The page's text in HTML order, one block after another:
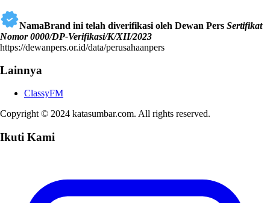
NamaBrand ini telah diverifikasi oleh Dewan Pers Sertifikat
Nomor 0000/DP-Verifikasi/K/XII/2023
https://dewanpers.or.id/data/perusahaanpers
Lainnya
ClassyFM
Copyright © 2024 katasumbar.com. All rights reserved.
Ikuti Kami